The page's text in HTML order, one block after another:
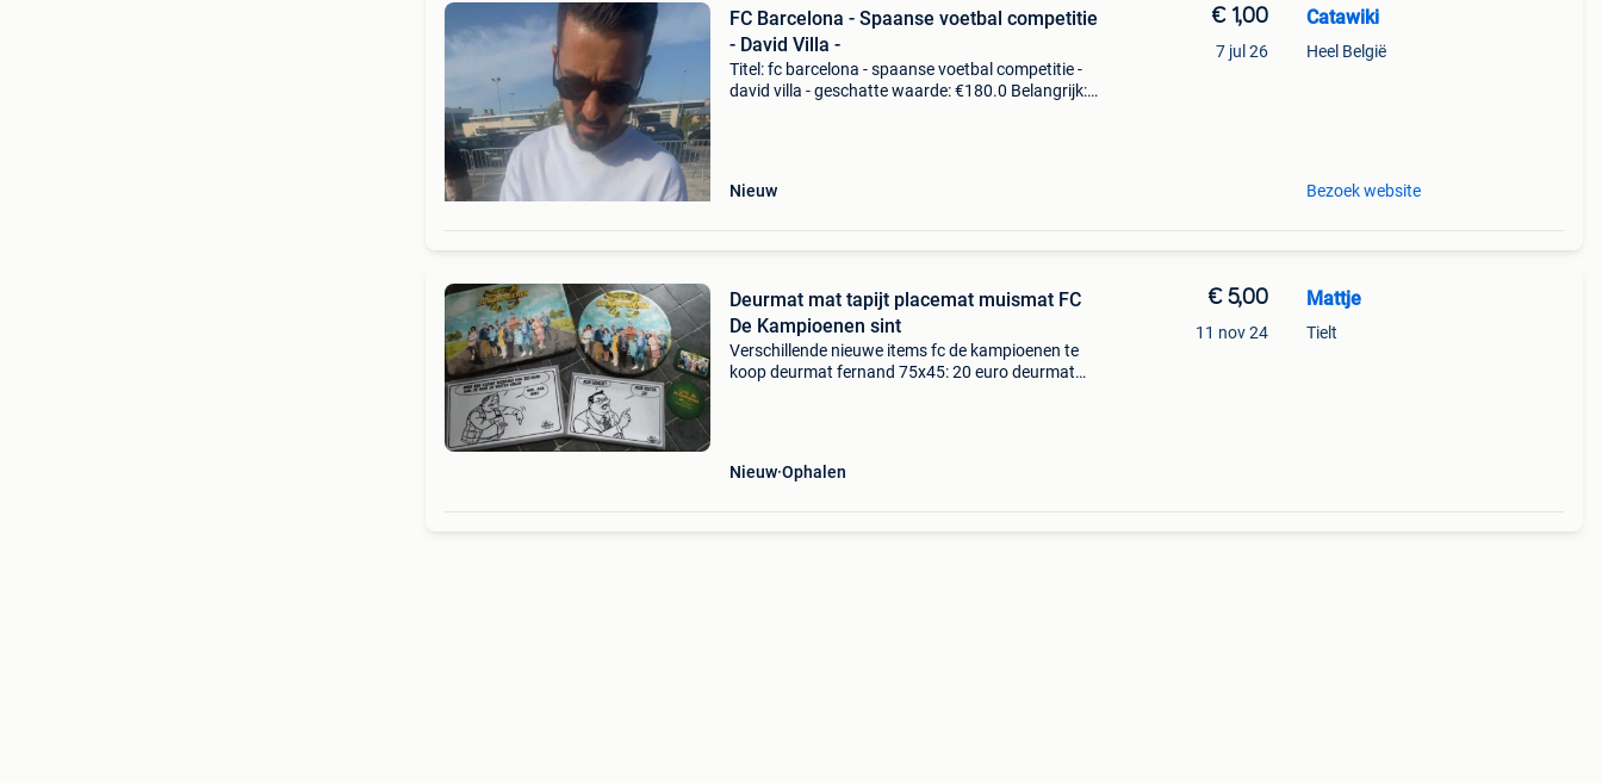
FC Barcelona - Spaanse voetbal competitie
- David Villa -
Titel: fc barcelona - spaanse voetbal competitie -
david villa - geschatte waarde: €180.0 Belangrijk:
Nieuw
€ 1,00
7 jul 26
Catawiki
Heel België
Bezoek website
Deurmat mat tapijt placemat muismat FC
De Kampioenen sint
Verschillende nieuwe items fc de kampioenen te
koop deurmat fernand 75x45: 20 euro deurmat
Nieuw Ophalen
€ 5,00
11 nov 24
Mattje
Tielt